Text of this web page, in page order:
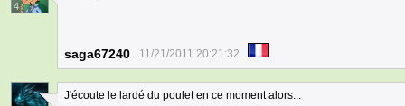
4
saga67240 11/21/2011 20:21:32
J'écoute le lardé du poulet en ce moment alors...